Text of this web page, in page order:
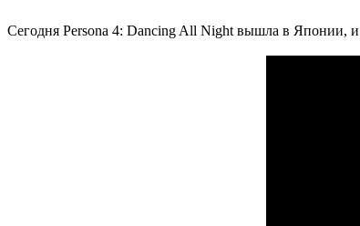
Сегодня Persona 4: Dancing All Night вышла в Японии,